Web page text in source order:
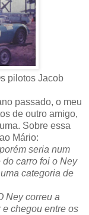
pilotos Jacob
passado, o meu
de outro amigo,
Sobre essa
Mário:
seria num
carro foi o Ney
categoria de
Ney correu a
chegou entre os